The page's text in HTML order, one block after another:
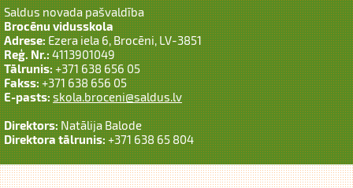
Saldus novada pašvaldība
Brocēnu vidusskola
Adrese:Ezera iela 6, Brocēni, LV-3851
Reģ. Nr.:4113901049
Tālrunis:+371 638 656 05
Fakss:+371 638 656 05
E-pasts:skola.broceni@saldus.lv
Direktors:Natālija Balode
Direktora tālrunis:+371 638 65 804